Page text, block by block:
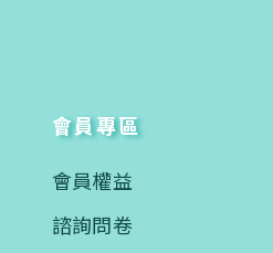
會員專區
會員權益
諮詢問卷